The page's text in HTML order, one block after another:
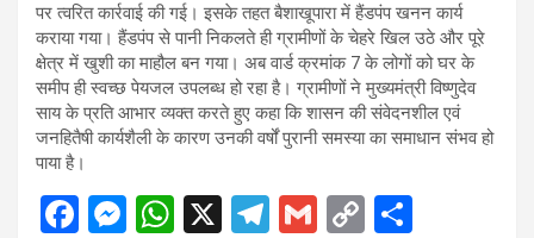
पर त्वरित कार्रवाई की गई। इसके तहत बैशाखूपारा में हैंडपंप खनन कार्य
कराया गया। हैंडपंप से पानी निकलते ही ग्रामीणों के चेहरे खिल उठे और पूरे
क्षेत्र में खुशी का माहौल बन गया। अब वार्ड क्रमांक 7 के लोगों को घर के
समीप ही स्वच्छ पेयजल उपलब्ध हो रहा है। ग्रामीणों ने मुख्यमंत्री विष्णुदेव
साय के प्रति आभार व्यक्त करते हुए कहा कि शासन की संवेदनशील एवं
जनहितैषी कार्यशैली के कारण उनकी वर्षों पुरानी समस्या का समाधान संभव हो
पाया है।
F
M W X
T
G
C